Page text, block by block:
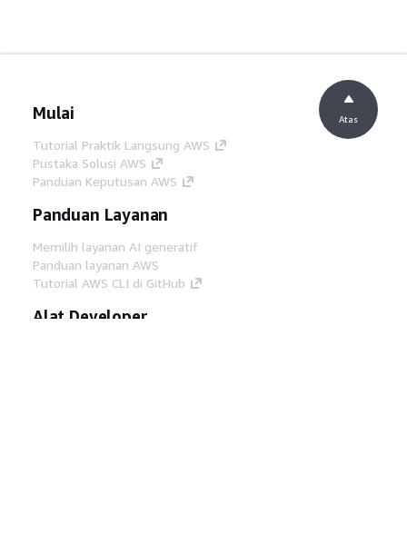
Mulai
Tutorial Praktik Langsung AWS
Pustaka Solusi AWS
Panduan Keputusan AWS
Panduan Layanan
Memilih layanan AI generatif
Panduan layanan AWS
Tutorial AWS CLI di GitHub
Alat Developer
Atas